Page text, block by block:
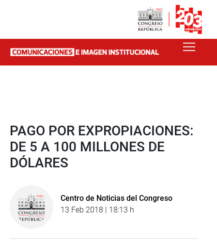
PAGO POR EXPROPIACIONES:
DE 5 A 100 MILLONES DE
DÓLARES
Centro de Noticias del Congreso
13 Feb 2018 | 18:13 h